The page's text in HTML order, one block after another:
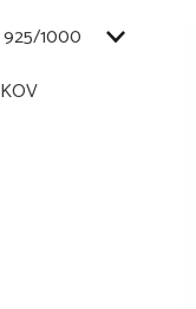
925/1000